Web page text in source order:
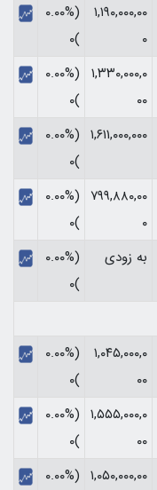
۱,۱۹۰,۰۰۰,۰۰
۰
(۰.۰۰%
)۰
۱,۳۳۰,۰۰۰,۰
۰۰
(۰.۰۰%
)۰
۱,۶۱۱,۰۰۰,۰۰۰
(۰.۰۰%
)۰
۷۹۹,۸۸۰,۰۰
۰
(۰.۰۰%
)۰
به زودی
(۰.۰۰%
)۰
۱,۰۴۵,۰۰۰,۰
۰۰
(۰.۰۰%
)۰
۱,۵۵۵,۰۰۰,۰
۰۰
(۰.۰۰%
)۰
۱,۰۵۰,۰۰۰,۰۰
(۰.۰۰%